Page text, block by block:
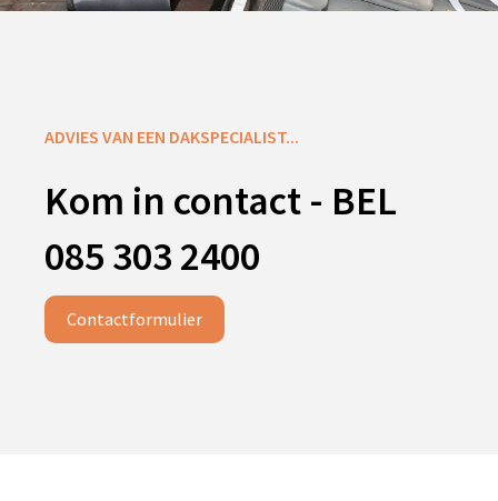
ADVIES VAN EEN DAKSPECIALIST...
Kom in contact - BEL
085 303 2400
Contactformulier